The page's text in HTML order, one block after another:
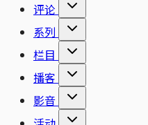
评论
系列
栏目
播客
影音